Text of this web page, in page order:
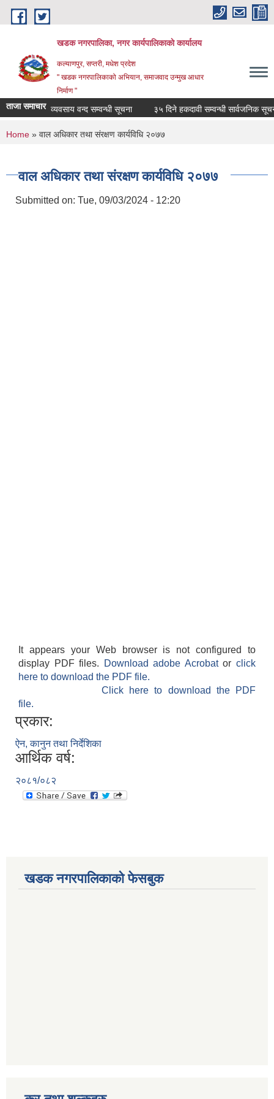
Skip to main content
खडक नगरपालिका, नगर कार्यपालिकाकाे कार्यालय
कल्याणपुर, सप्तरी, मधेश प्रदेश
" खडक नगरपालिकाको अभियान, समाजवाद उन्मुख आधार
निर्माण "
ताजा समाचारव्यवसाय वन्द सम्वन्धी सूचना ३५ दिने हकदावी सम्वन्धी सार्वजनिक सूचना
You are here
Home » वाल अधिकार तथा संरक्षण कार्यविधि २०७७
वाल अधिकार तथा संरक्षण कार्यविधि २०७७
Submitted on: Tue, 09/03/2024 - 12:20
It appears your Web browser is not configured to
display PDF files.
Download adobe Acrobatorclick
here to download the PDF file.
Click here to download the PDF
file.
प्रकार:
ऐन, कानुन तथा निर्देशिका
आर्थिक वर्ष:
२०८१/०८२
खडक नगरपालिकाको फेसबुक